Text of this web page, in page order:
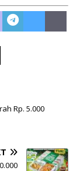
Rp. 5.000